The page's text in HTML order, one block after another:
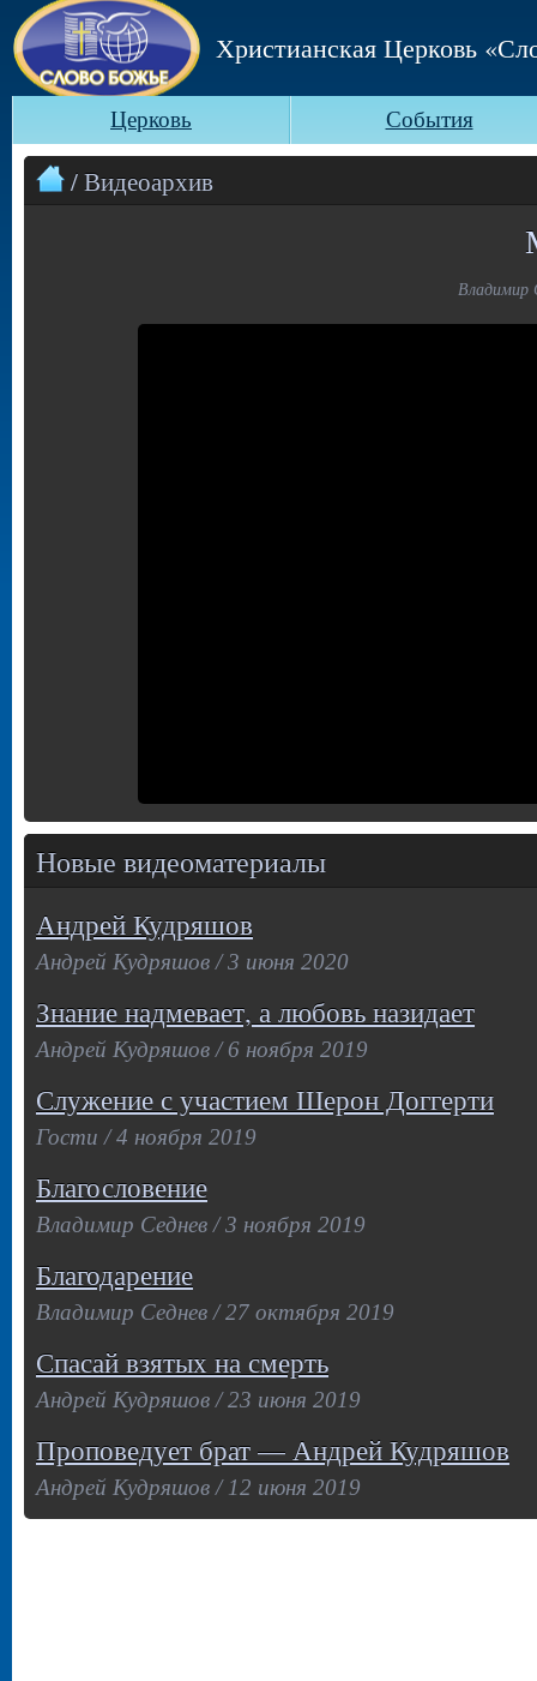
Христианская Церковь
Церковь События
/ Видеоархив
Владимир
Новые видеоматериалы
Андрей Кудряшов
Андрей Кудряшов / 3 июня 2020
Знание надмевает, а любовь назидает
Андрей Кудряшов / 6 ноября 2019
Служение с участием Шерон Доггерти
Гости / 4 ноября 2019
Благословение
Владимир Седнев / 3 ноября 2019
Благодарение
Владимир Седнев / 27 октября 2019
Спасай взятых на смерть
Андрей Кудряшов / 23 июня 2019
Проповедует брат — Андрей Кудряшов
Андрей Кудряшов / 12 июня 2019